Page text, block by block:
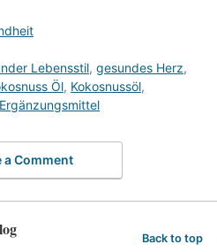
Lebensstil, gesundes Herz,
Öl, Kokosnussöl,
a Comment
Back to top